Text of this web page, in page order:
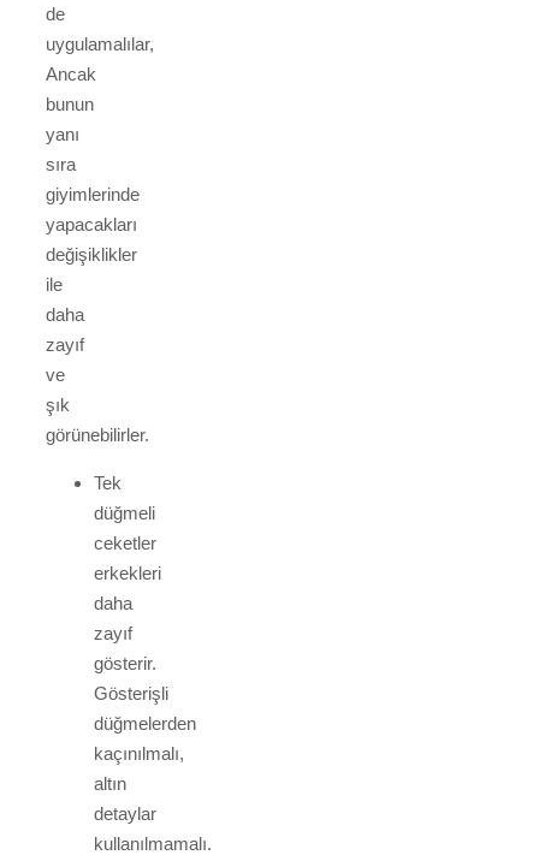
de
uygulamalılar,
Ancak
bunun
yanı
sıra
giyimlerinde
yapacakları
değişiklikler
ile
daha
zayıf
ve
şık
görünebilirler.
Tek
düğmeli
ceketler
erkekleri
daha
zayıf
gösterir.
Gösterişli
düğmelerden
kaçınılmalı,
altın
detaylar
kullanılmamalı.